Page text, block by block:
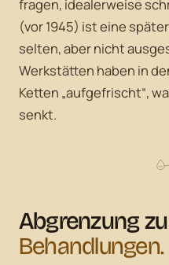
fragen, idealerweise
(vor 1945) ist eine
selten, aber nicht
Werkstätten haben in
Ketten „aufgefrischt“,
senkt.
Abgrenzung zu
Behandlungen.